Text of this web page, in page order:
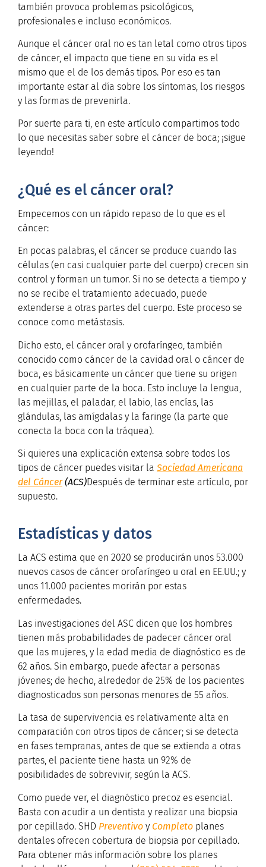
también provoca problemas psicológicos,
profesionales e incluso económicos.
Aunque el cáncer oral no es tan letal como otros tipos
de cáncer, el impacto que tiene en su vida es el
mismo que el de los demás tipos. Por eso es tan
importante estar al día sobre los síntomas, los riesgos
y las formas de prevenirla.
Por suerte para ti, en este artículo compartimos todo
lo que necesitas saber sobre el cáncer de boca; ¡sigue
leyendo!
¿Qué es el cáncer oral?
Empecemos con un rápido repaso de lo que es el
cáncer:
En pocas palabras, el cáncer se produce cuando las
células (en casi cualquier parte del cuerpo) crecen sin
control y forman un tumor. Si no se detecta a tiempo y
no se recibe el tratamiento adecuado, puede
extenderse a otras partes del cuerpo. Este proceso se
conoce como metástasis.
Dicho esto, el cáncer oral y orofaríngeo, también
conocido como cáncer de la cavidad oral o cáncer de
boca, es básicamente un cáncer que tiene su origen
en cualquier parte de la boca. Esto incluye la lengua,
las mejillas, el paladar, el labio, las encías, las
glándulas, las amígdalas y la faringe (la parte que
conecta la boca con la tráquea).
Si quieres una explicación extensa sobre todos los
tipos de cáncer puedes visitar la Sociedad Americana
del Cáncer(ACS)Después de terminar este artículo, por
supuesto.
Estadísticas y datos
La ACS estima que en 2020 se producirán unos 53.000
nuevos casos de cáncer orofaríngeo u oral en EE.UU.; y
unos 11.000 pacientes morirán por estas
enfermedades.
Las investigaciones del ASC dicen que los hombres
tienen más probabilidades de padecer cáncer oral
que las mujeres, y la edad media de diagnóstico es de
62 años. Sin embargo, puede afectar a personas
jóvenes; de hecho, alrededor de 25% de los pacientes
diagnosticados son personas menores de 55 años.
La tasa de supervivencia es relativamente alta en
comparación con otros tipos de cáncer; si se detecta
en fases tempranas, antes de que se extienda a otras
partes, el paciente tiene hasta un 92% de
posibilidades de sobrevivir, según la ACS.
Como puede ver, el diagnóstico precoz es esencial.
Basta con acudir a un dentista y realizar una biopsia
por cepillado. SHD Preventivo y Completo planes
dentales ofrecen cobertura de biopsia por cepillado.
Para obtener más información sobre los planes